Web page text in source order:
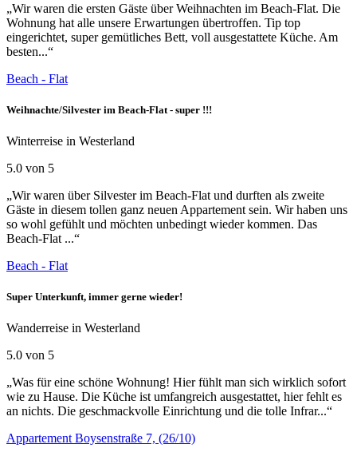
„Wir waren die ersten Gäste über Weihnachten im Beach-Flat. Die
Wohnung hat alle unsere Erwartungen übertroffen. Tip top
eingerichtet, super gemütliches Bett, voll ausgestattete Küche. Am
besten...“
Beach - Flat
Weihnachte/Silvester im Beach-Flat - super !!!
Winterreise in Westerland
5.0 von 5
„Wir waren über Silvester im Beach-Flat und durften als zweite
Gäste in diesem tollen ganz neuen Appartement sein. Wir haben uns
so wohl gefühlt und möchten unbedingt wieder kommen. Das
Beach-Flat ...“
Beach - Flat
Super Unterkunft, immer gerne wieder!
Wanderreise in Westerland
5.0 von 5
„Was für eine schöne Wohnung! Hier fühlt man sich wirklich sofort
wie zu Hause. Die Küche ist umfangreich ausgestattet, hier fehlt es
an nichts. Die geschmackvolle Einrichtung und die tolle Infrar...“
Appartement Boysenstraße 7, (26/10)